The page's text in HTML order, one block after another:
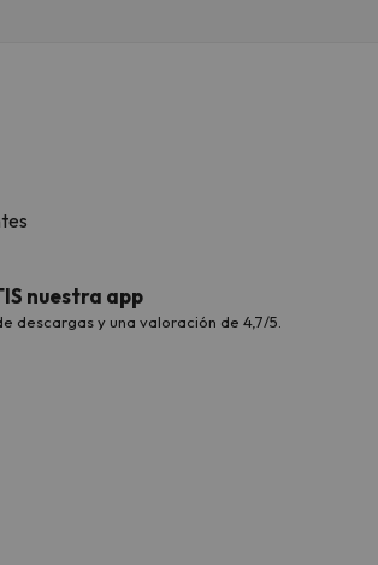
nuestra app
descargas y una valoración de 4,7/5.